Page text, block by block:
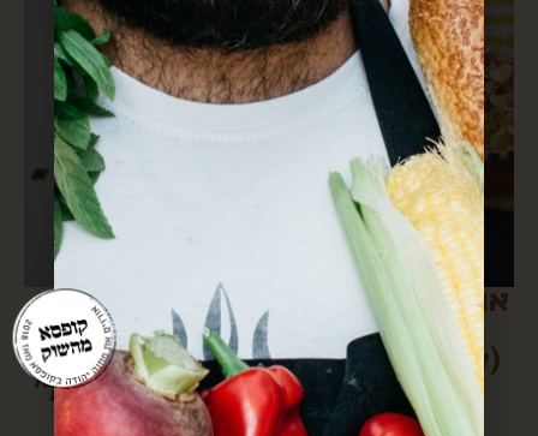
תפוחי אדמה
קריספיים
כוסברה, שום
וליים (א מ א ל’
ה)
אורז עם בורגול
ובצל מטוגן
(קראתם נכון-
גם אורז, גם
בורגול)